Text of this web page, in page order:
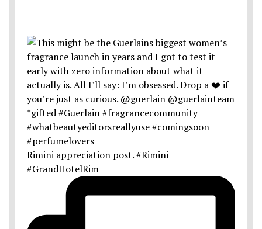
Rimini appreciation post. #Rimini
#GrandHotelRim